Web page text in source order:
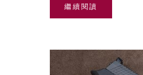
繼續閱讀